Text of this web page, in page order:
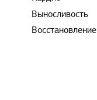
Выносливость
Восстановление